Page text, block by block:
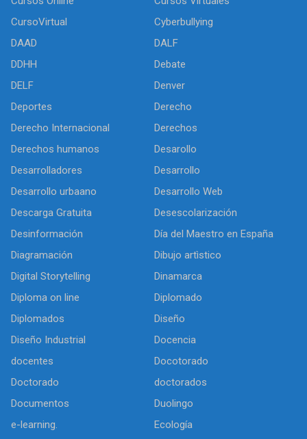
CursoVirtual
Cyberbullying
DAAD
DALF
DDHH
Debate
DELF
Denver
Deportes
Derecho
Derecho Internacional
Derechos
Derechos humanos
Desarollo
Desarrolladores
Desarrollo
Desarrollo urbaano
Desarrollo Web
Descarga Gratuita
Desescolarización
Desinformación
Día del Maestro en España
Diagramación
Dibujo artìstico
Digital Storytelling
Dinamarca
Diploma on line
Diplomado
Diplomados
Diseño
Diseño Industrial
Docencia
docentes
Docotorado
Doctorado
doctorados
Documentos
Duolingo
e-learning.
Ecología